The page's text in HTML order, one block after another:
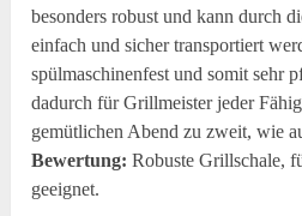
besonders robust und kann durch
einfach und sicher transportiert
spülmaschinenfest und somit sehr
dadurch für Grillmeister jeder
gemütlichen Abend zu zweit, wie
Bewertung: Robuste Grillschale,
geeignet.